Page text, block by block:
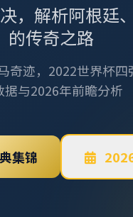
，解析阿根廷
的传奇之路
奇迹，2022世界杯
据与2026年前瞻分析
集锦